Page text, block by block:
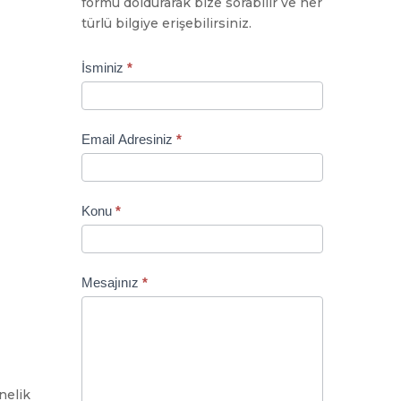
türlü bilgiye erişebilirsiniz.
Contact
İsminiz *
Email Adresiniz *
Konu *
Mesajınız *